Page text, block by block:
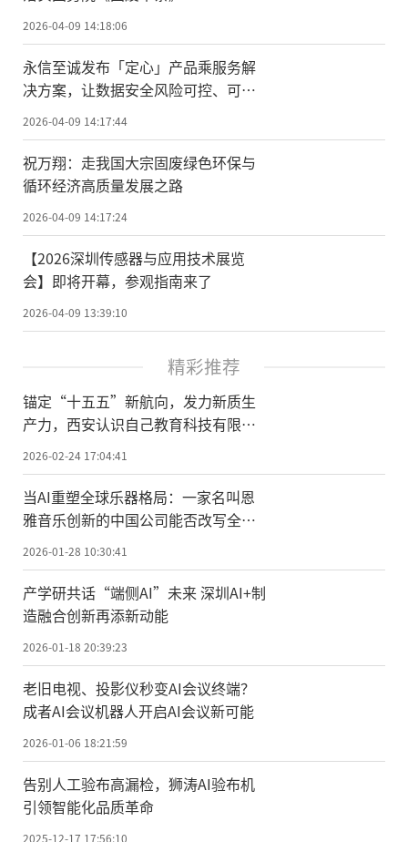
2026-04-09 14:18:06
永信至诚发布「定心」产品乘服务解
决方案，让数据安全风险可控、可
管、可闭环
2026-04-09 14:17:44
祝万翔：走我国大宗固废绿色环保与
循环经济高质量发展之路
2026-04-09 14:17:24
【2026深圳传感器与应用技术展览
会】即将开幕，参观指南来了
2026-04-09 13:39:10
精彩推荐
锚定“十五五”新航向，发力新质生
产力，西安认识自己教育科技有限公
司荣膺国家级科技型中小企业
2026-02-24 17:04:41
当AI重塑全球乐器格局：一家名叫恩
雅音乐创新的中国公司能否改写全球
乐器创新史？
2026-01-28 10:30:41
产学研共话“端侧AI”未来 深圳AI+制
造融合创新再添新动能
2026-01-18 20:39:23
老旧电视、投影仪秒变AI会议终端？
成者AI会议机器人开启AI会议新可能
2026-01-06 18:21:59
告别人工验布高漏检，狮涛AI验布机
引领智能化品质革命
2025-12-17 17:56:10